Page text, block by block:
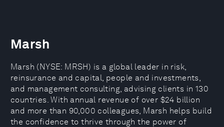
Marsh
Marsh (NYSE: MRSH) is a global leader in risk,
reinsurance and capital, people and investments,
and management consulting, advising clients in 130
countries. With annual revenue of over $24 billion
and more than 90,000 colleagues, Marsh helps build
the confidence to thrive through the power of